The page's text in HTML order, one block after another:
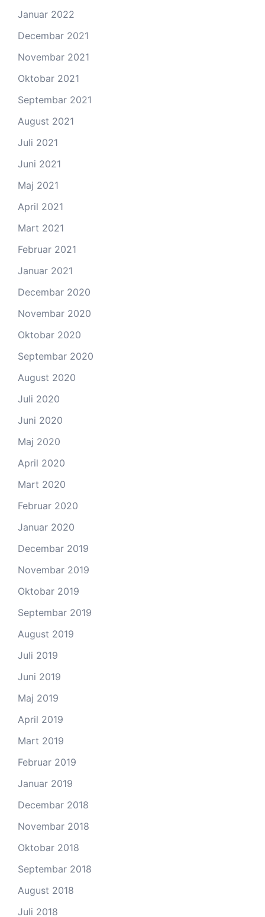
Januar 2022
Decembar 2021
Novembar 2021
Oktobar 2021
Septembar 2021
August 2021
Juli 2021
Juni 2021
Maj 2021
April 2021
Mart 2021
Februar 2021
Januar 2021
Decembar 2020
Novembar 2020
Oktobar 2020
Septembar 2020
August 2020
Juli 2020
Juni 2020
Maj 2020
April 2020
Mart 2020
Februar 2020
Januar 2020
Decembar 2019
Novembar 2019
Oktobar 2019
Septembar 2019
August 2019
Juli 2019
Juni 2019
Maj 2019
April 2019
Mart 2019
Februar 2019
Januar 2019
Decembar 2018
Novembar 2018
Oktobar 2018
Septembar 2018
August 2018
Juli 2018